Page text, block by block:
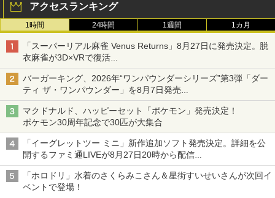
アクセスランキング
1時間 24時間 1週間 1カ月
「スーパーリアル麻雀 Venus Returns」8月27日に発売決定。脱
衣麻雀が3D×VRで復活
発売から2週間は20%オフになるセールが実施
バーガーキング、2026年“ワンパウンダーシリーズ”第3弾「ダー
ティ ザ・ワンパウンダー」を8月7日発売
「特製ガーリックマヨソース」を使用した超大型チーズバーガー
マクドナルド、ハッピーセット「ポケモン」発売決定！
ポケモン30周年記念で30匹が大集合
「イーグレットツー ミニ」新作追加ソフト発売決定。詳細を公
開するファミ通LIVEが8月27日20時から配信
シリーズ累計100タイトルへ
「ホロドリ」水着のさくらみこさん＆星街すいせいさんが次回イ
ベントで登場！